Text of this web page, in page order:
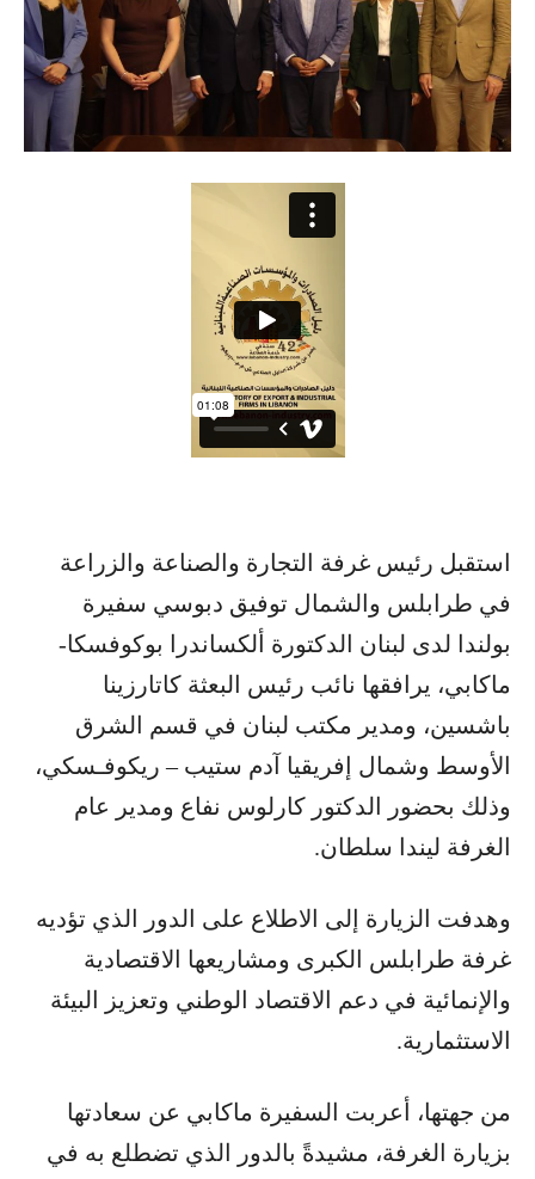
استقبل رئيس غرفة التجارة والصناعة والزراعة
في طرابلس والشمال توفيق دبوسي سفيرة
بولندا لدى لبنان الدكتورة ألكساندرا بوكوفسكا-
ماكابي، يرافقها نائب رئيس البعثة كاتارزينا
باشسين، ومدير مكتب لبنان في قسم الشرق
الأوسط وشمال إفريقيا آدم ستيب – ريكوفـسكي،
وذلك بحضور الدكتور كارلوس نفاع ومدير عام
الغرفة ليندا سلطان.
وهدفت الزيارة إلى الاطلاع على الدور الذي تؤديه
غرفة طرابلس الكبرى ومشاريعها الاقتصادية
والإنمائية في دعم الاقتصاد الوطني وتعزيز البيئة
الاستثمارية.
من جهتها، أعربت السفيرة ماكابي عن سعادتها
بزيارة الغرفة، مشيدةً بالدور الذي تضطلع به في